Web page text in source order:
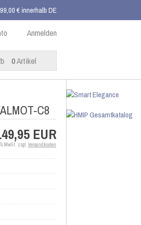
€ innerhalb DE
Anmelden
0Artikel
C8
EUR
MwSt. zzgl. Versandkosten